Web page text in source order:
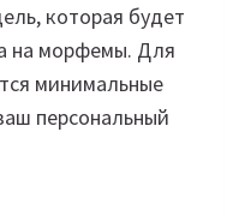
которая будет
на морфемы. Для
минимальные
персональный